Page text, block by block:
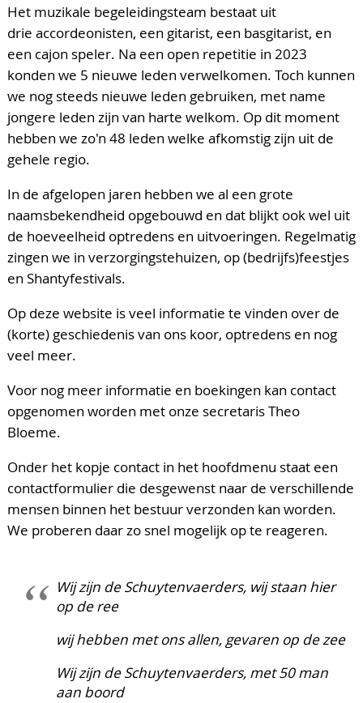
Het muzikale begeleidingsteam bestaat uit
drie accordeonisten, een gitarist, een basgitarist, en
een cajon speler. Na een open repetitie in 2023
konden we 5 nieuwe leden verwelkomen. Toch kunnen
we nog steeds nieuwe leden gebruiken, met name
jongere leden zijn van harte welkom. Op dit moment
hebben we zo'n 48 leden welke afkomstig zijn uit de
gehele regio.
In de afgelopen jaren hebben we al een grote
naamsbekendheid opgebouwd en dat blijkt ook wel uit
de hoeveelheid optredens en uitvoeringen. Regelmatig
zingen we in verzorgingstehuizen, op (bedrijfs)feestjes
en Shantyfestivals.
Op deze website is veel informatie te vinden over de
(korte) geschiedenis van ons koor, optredens en nog
veel meer.
Voor nog meer informatie en boekingen kan contact
opgenomen worden met onze secretaris Theo
Bloeme.
Onder het kopje contact in het hoofdmenu staat een
contactformulier die desgewenst naar de verschillende
mensen binnen het bestuur verzonden kan worden.
We proberen daar zo snel mogelijk op te reageren.
Wij zijn de Schuytenvaerders, wij staan hier
op de ree
wij hebben met ons allen, gevaren op de zee
Wij zijn de Schuytenvaerders, met 50 man
aan boord